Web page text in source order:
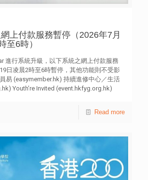
億人民幣元建設。望遠鏡使用兩套獨立
前望遠鏡的靈敏度逾 2,600 平方米/開爾
大望遠鏡的 10 倍，「不管是下雨、刮風
能做到細如髮絲的控制精度」。 設施現時
的科學成果，包括發現軌道週期僅為 53 分
統，是人類有紀錄以來最短的一個，創下
；此外，FAST 探測到納赫茲引力波存在
科學家在40多年前的科學猜想。 航太設
創「變形金剛」轉位方案 今年 5 月，首
出兩項突出的關鍵技術，包括「萬裡穿針」
努力，我們從神舟八號，當時要花兩天才能
號兩小時的超快交會對接，實現了最快的記
術「變形金剛」，生動地描寫中國首創的
方案，將重達 20 多噸的實驗艙，從天和核
上付款服務暫停（2026年7月
至6時）
進行系統升級，以下系統之網上付款服務
日凌晨2時至6時暫停，其他功能則不受影
易 (easymember.hk) 持續進修中心／生活
Youth’re Invited (event.hkfyg.org.hk)
即恢復運作。不便之處，敬請見諒。
Read more